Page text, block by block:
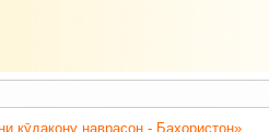
кӯдакону наврасон - Баҳористон».